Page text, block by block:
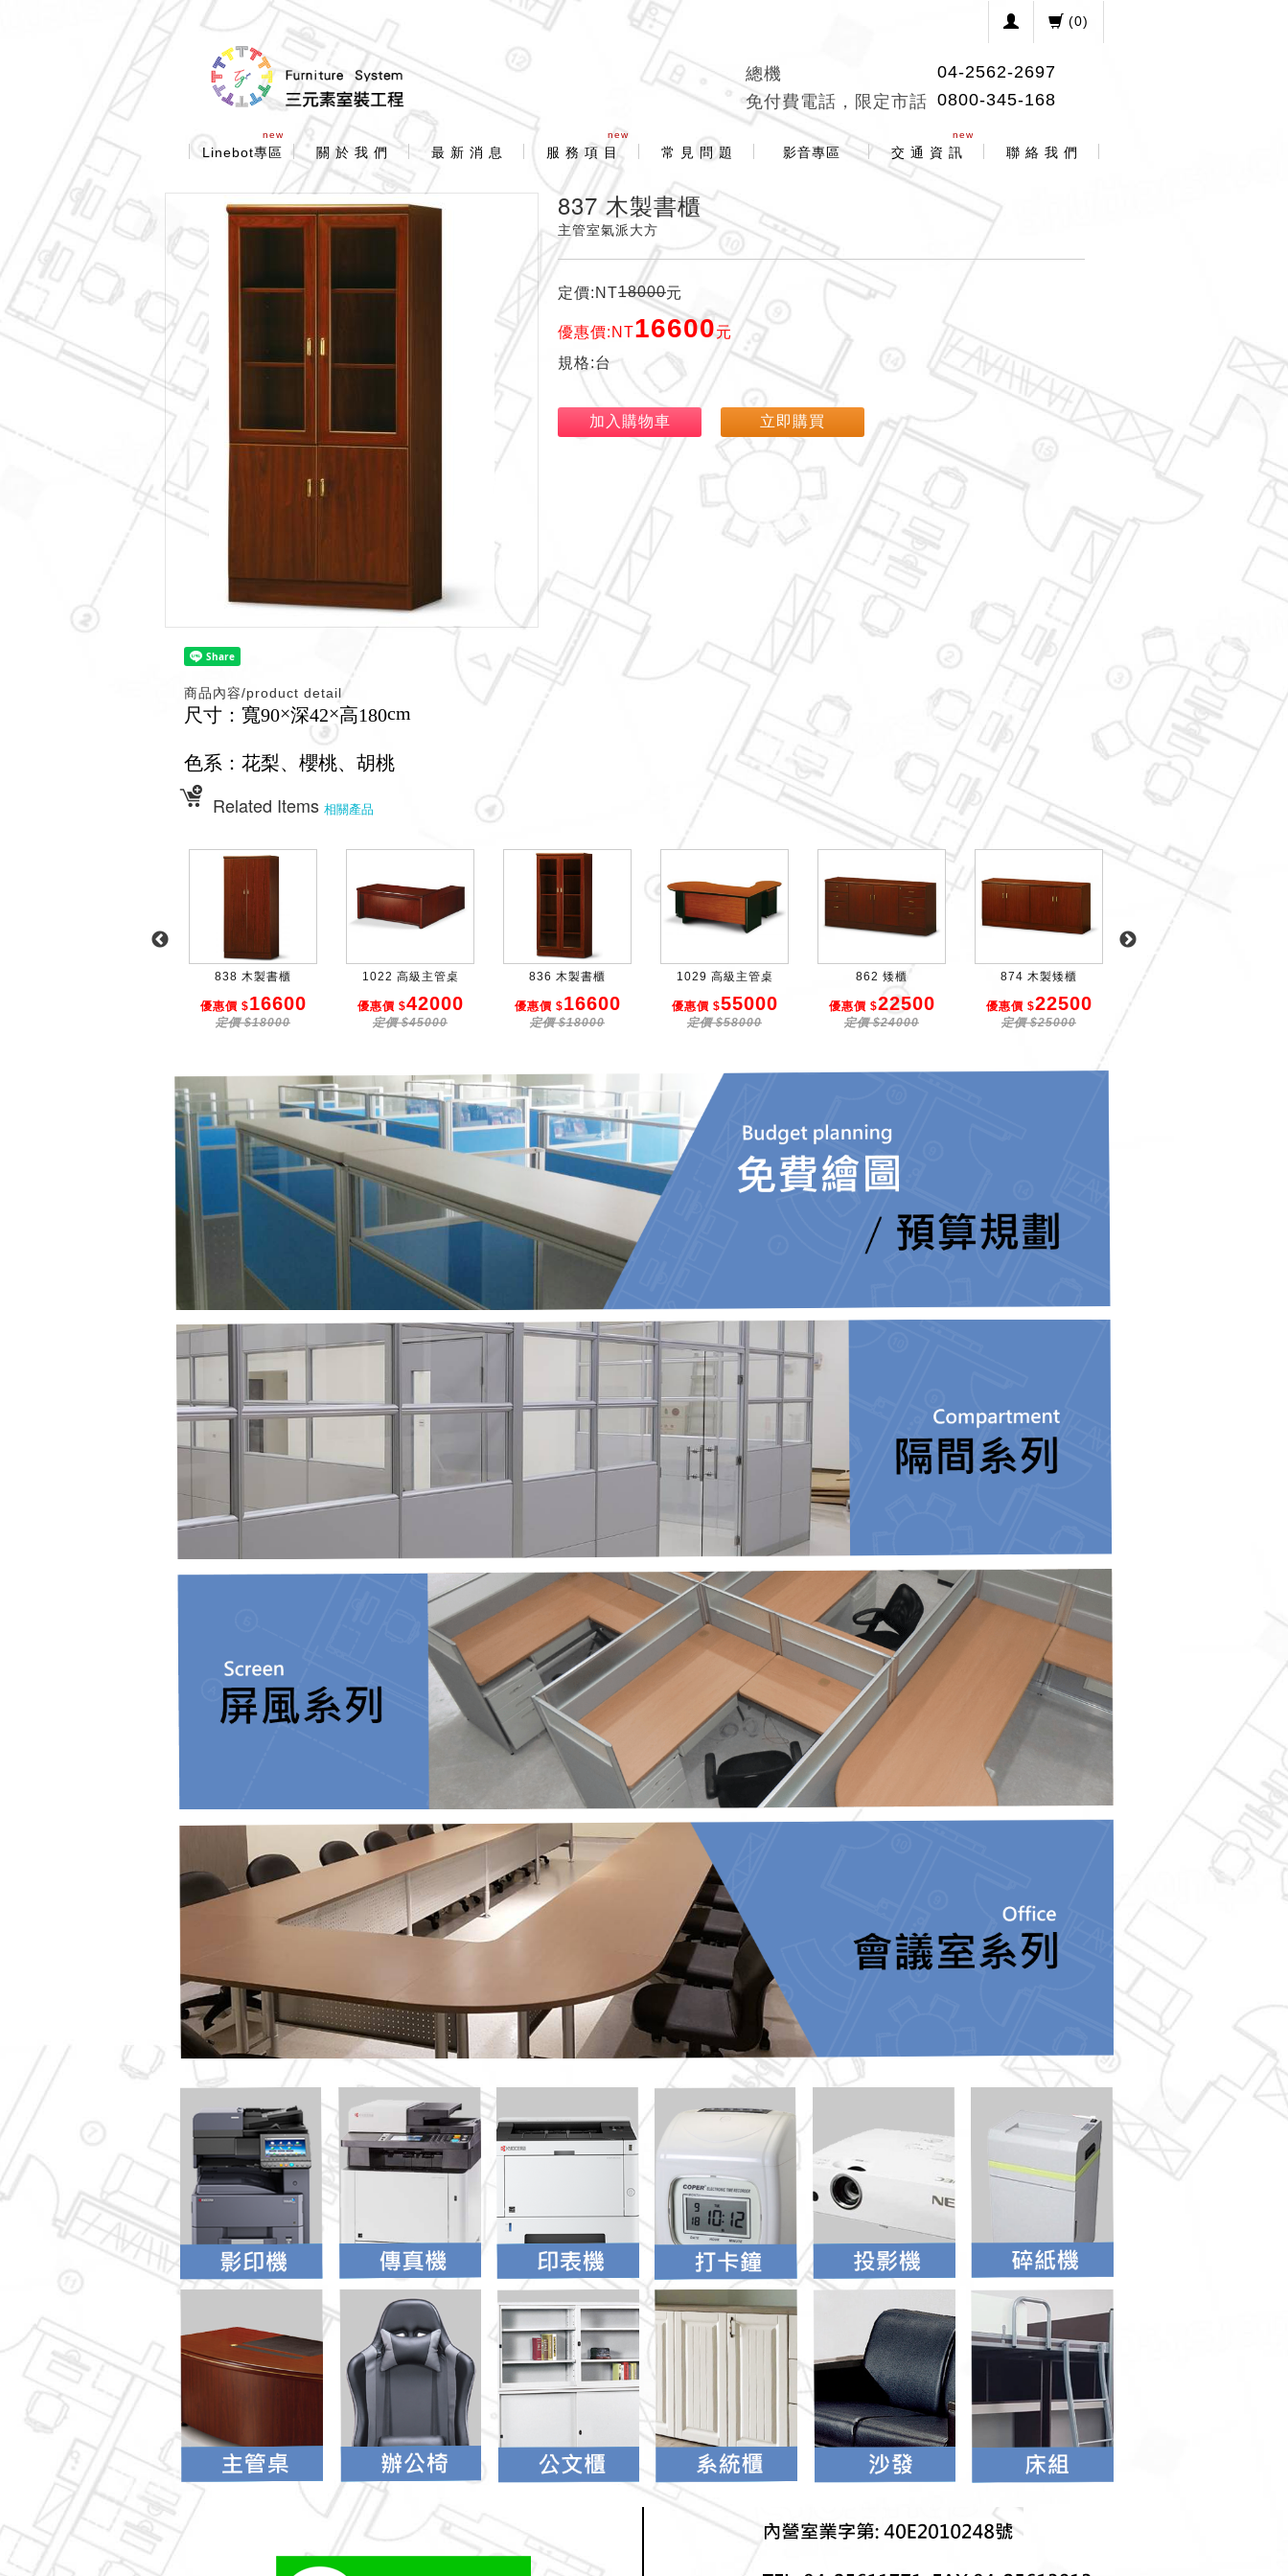
(0)
總機
04-2562-2697
免付費電話，限定市話 0800-345-168
new
Linebot專區 關 於 我 們 最 新 消 息
new
服 務 項 目 常 見 問 題 影音專區
new
交 通 資 訊 聯 絡 我 們
837 木製書櫃
主管室氣派大方
定價:NT18000元
優惠價:NT16600元
規格:台
加入購物車 立即購買
商品內容/product detail
尺寸：寬90×深42×高180cm
色系：花梨、櫻桃、胡桃
Related Items 相關產品
838 木製書櫃
優惠價 $16600
定價 $18000
1022 高級主管桌
優惠價 $42000
定價 $45000
836 木製書櫃
優惠價 $16600
定價 $18000
1029 高級主管桌
優惠價 $55000
定價 $58000
862 矮櫃
優惠價 $22500
定價 $24000
874 木製矮櫃
優惠價 $22500
定價 $25000